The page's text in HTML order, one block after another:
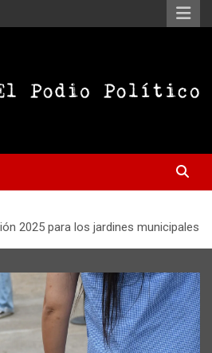
– © Argentina
2025 para los jardines municipales